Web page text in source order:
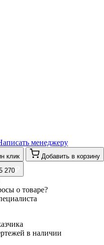
менеджеру
клик
Добавить в корзину
270
о товаре?
в наличии